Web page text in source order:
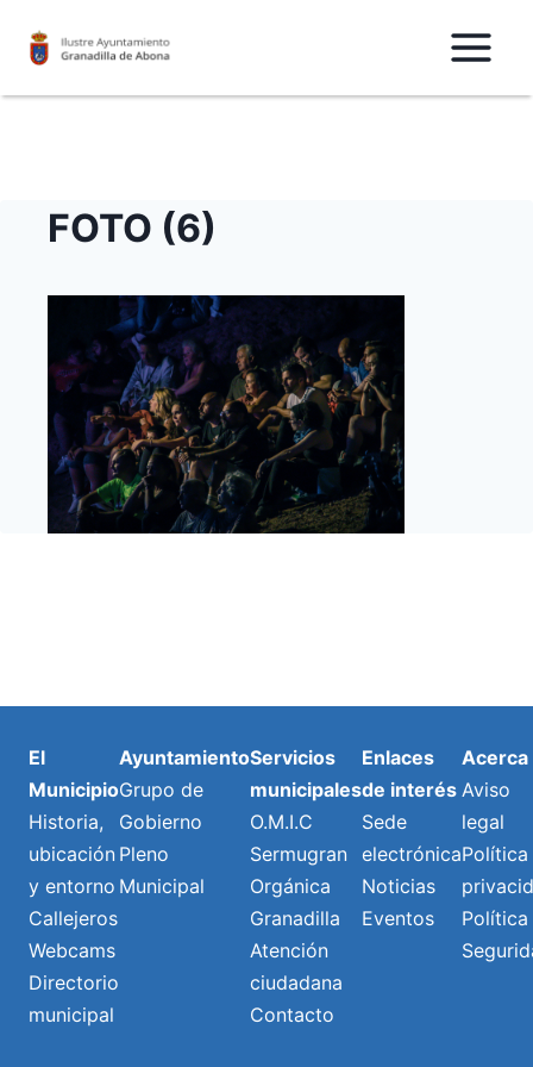
FOTO (6)
El
Municipio
Historia,
ubicación
y entorno
Callejeros
Webcams
Directorio
municipal
Ayuntamiento
Grupo de
Gobierno
Pleno
Municipal
Servicios
municipales
O.M.I.C
Sermugran
Orgánica
Granadilla
Atención
ciudadana
Contacto
Enlaces
de interés
Sede
electrónica
Noticias
Eventos
Acerca
Aviso
legal
Política
Política